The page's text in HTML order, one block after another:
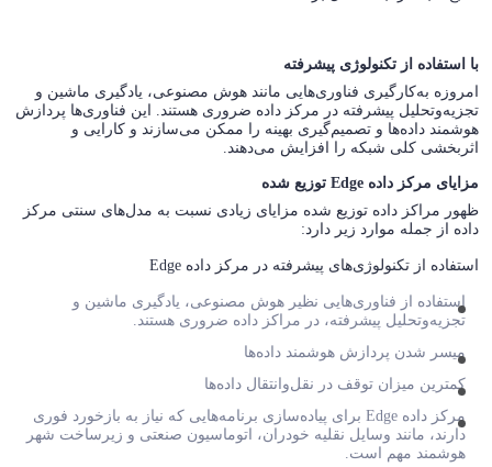
با استفاده از تکنولوژی پیشرفته
امروزه به‌کارگیری فناوری‌هایی مانند هوش مصنوعی، یادگیری ماشین و
تجزیه‌و‌تحلیل پیشرفته در مرکز داده ضروری هستند. این فناوری‌ها پردازش
هوشمند داده‌ها و تصمیم‌گیری بهینه را ممکن می‌سازند و کارایی و
اثربخشی کلی شبکه را افزایش می‌دهند.
مزایای مرکز داده Edge توزیع شده
ظهور مراکز داده توزیع شده مزایای زیادی نسبت به مدل‌های سنتی مرکز
داده از جمله موارد زیر دارد:
استفاده از تکنولوژی‌های پیشرفته در مرکز داده Edge
استفاده از فناوری‌هایی نظیر هوش مصنوعی، یادگیری ماشین و
تجزیه‌وتحلیل پیشرفته، در مراکز داده ضروری هستند.
میسر شدن پردازش هوشمند داده‌ها
کمترین میزان توقف در نقل‌وانتقال داده‌ها
مرکز داده Edge برای پیاده‌سازی برنامه‌هایی که نیاز به بازخورد فوری
دارند، مانند وسایل نقلیه خودران، اتوماسیون صنعتی و زیرساخت شهر
هوشمند مهم است.